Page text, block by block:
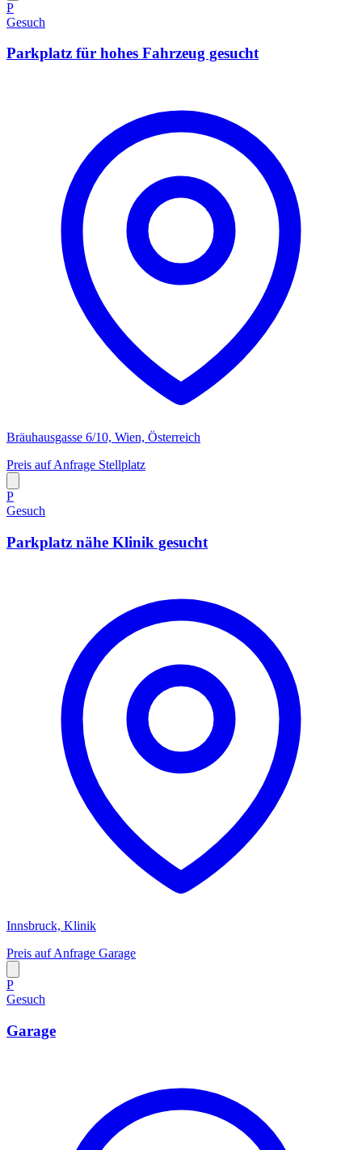
P
Gesuch
Parkplatz für hohes Fahrzeug gesucht
Bräuhausgasse 6/10, Wien, Österreich
Preis auf Anfrage Stellplatz
P
Gesuch
Parkplatz nähe Klinik gesucht
Innsbruck, Klinik
Preis auf Anfrage Garage
P
Gesuch
Garage